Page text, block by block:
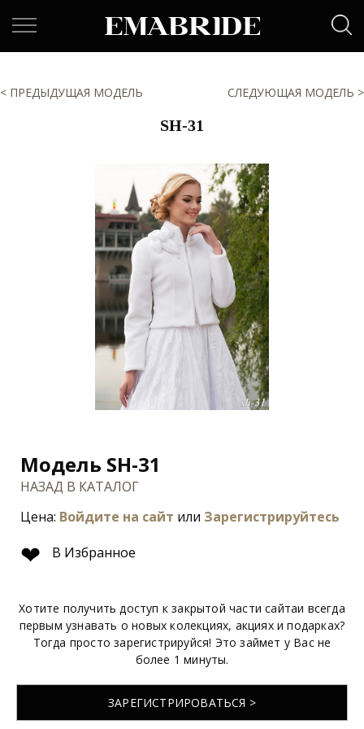
< ПРЕДЫДУЩАЯ МОДЕЛЬ СЛЕДУЮЩАЯ МОДЕЛЬ >
SH-31
Модель SH-31
НАЗАД В КАТАЛОГ
Цена: Войдите на сайт или Зарегистрируйтесь
❤ В Избранное
Хотите получить доступ к закрытой части сайтаи всегда
первым узнавать о новых колекциях, акциях и подарках?
Тогда просто зарегистрируйся! Это займет у Вас не
более 1 минуты.
ЗАРЕГИСТРИРОВАТЬСЯ >